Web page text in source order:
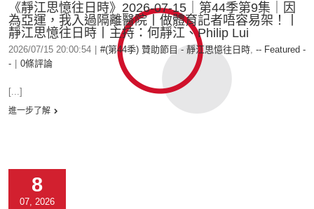
《靜江思憶往日時》2026-07-15｜第44季第9集｜因
為亞運，我入過隔離醫院丨做體育記者唔容易架！丨
靜江思憶往日時丨主持：何靜江、Philip Lui
2026/07/15 20:00:54 #(第44季) 贊助節目 - 靜江思憶往日時, -- Featured -
-
0條評論
[...]
進一步了解
8
07, 2026